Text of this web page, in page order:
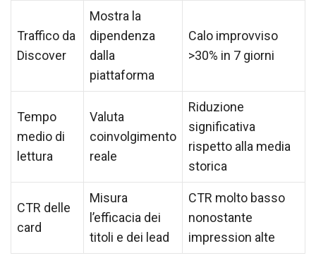
Traffico da
Discover
Mostra la
dipendenza
dalla
piattaforma
Calo improvviso
>30% in 7 giorni
Tempo
medio di
lettura
Valuta
coinvolgimento
reale
Riduzione
significativa
rispetto alla media
storica
CTR delle
card
Misura
l’efficacia dei
titoli e dei lead
CTR molto basso
nonostante
impression alte